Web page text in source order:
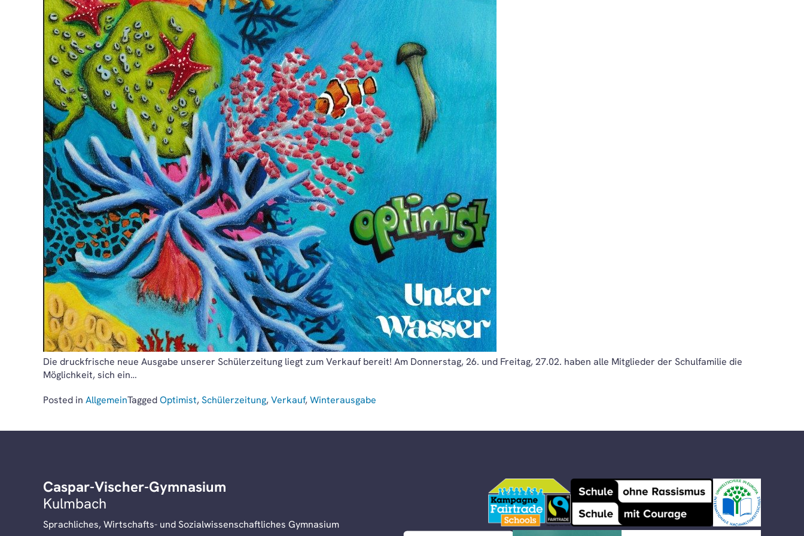
Die druckfrische neue Ausgabe unserer Schülerzeitung liegt zum Verkauf bereit! Am Donnerstag, 26. und Freitag, 27.02. haben alle Mitglieder der Schulfamilie die
Möglichkeit, sich ein…
Posted in AllgemeinTaggedOptimist, Schülerzeitung, Verkauf, Winterausgabe
Caspar-Vischer-Gymnasium
Kulmbach
Sprachliches, Wirtschafts- und Sozialwissenschaftliches Gymnasium